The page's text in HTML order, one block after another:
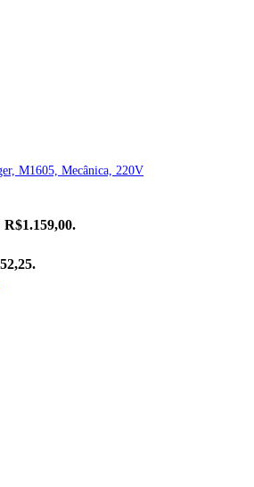
M1605, Mecânica, 220V